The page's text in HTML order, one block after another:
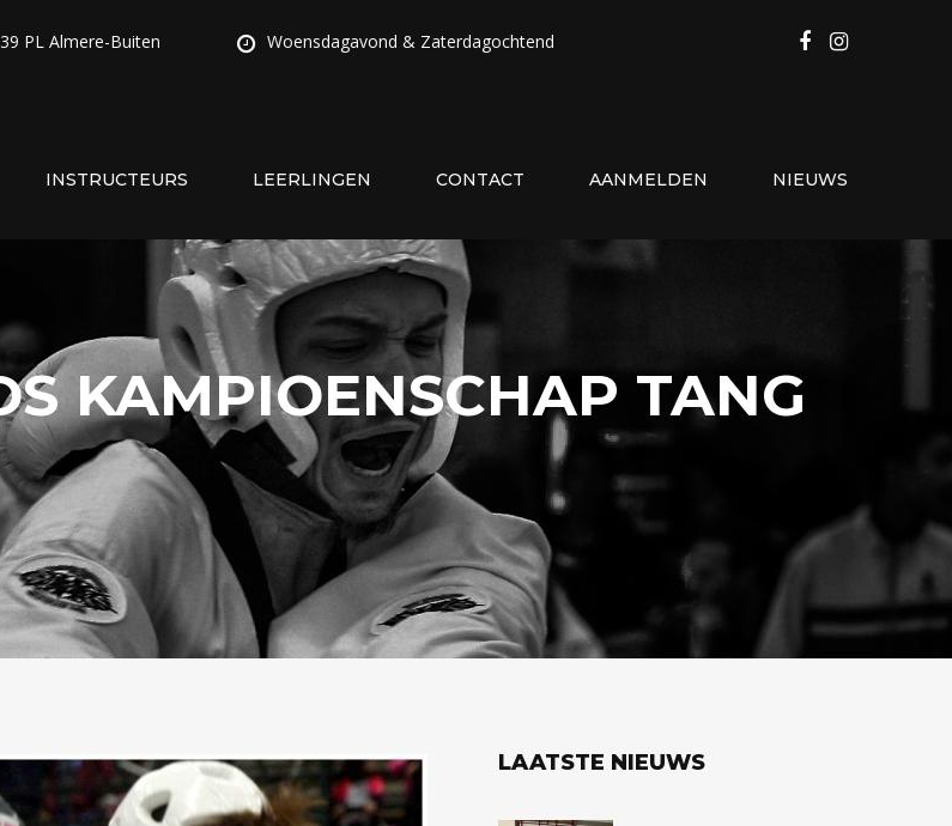
PL Almere-Buiten Woensdagavond & Zaterdagochtend
INSTRUCTEURS LEERLINGEN CONTACT AANMELDEN NIEUWS
KAMPIOENSCHAP TANG
LAATSTE NIEUWS